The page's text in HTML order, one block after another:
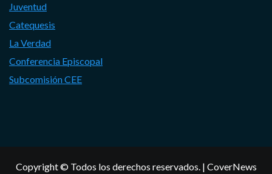
Juventud
Catequesis
La Verdad
Conferencia Episcopal
Subcomisión CEE
Copyright © Todos los derechos reservados. | CoverNews